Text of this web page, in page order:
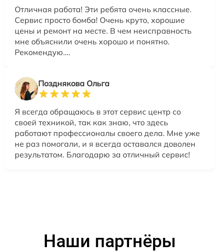
Отличная работа! Эти ребята очень классные.
Сервис просто бомба! Очень круто, хорошие
цены и ремонт на месте. В чем неисправность
мне объяснили очень хорошо и понятно.
Рекомендую….
Позднякова Ольга
Я всегда обращаюсь в этот сервис центр со
своей техникой, так как знаю, что здесь
работают профессионалы своего дела. Мне уже
не раз помогали, и я всегда оставался доволен
результатом. Благодарю за отличный сервис!
Наши партнёры